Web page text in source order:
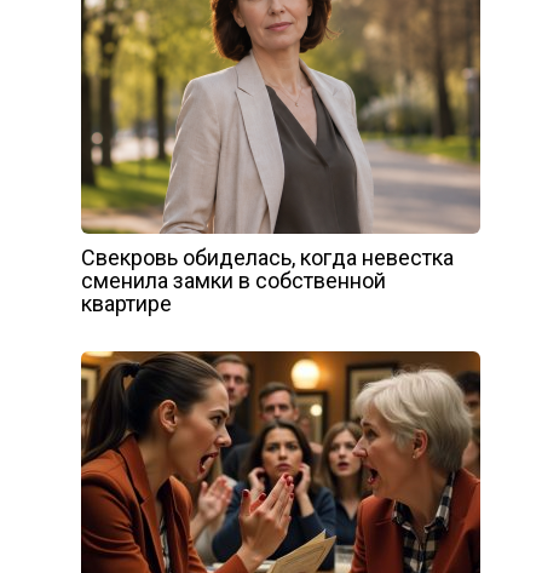
Свекровь обиделась, когда невестка
сменила замки в собственной
квартире